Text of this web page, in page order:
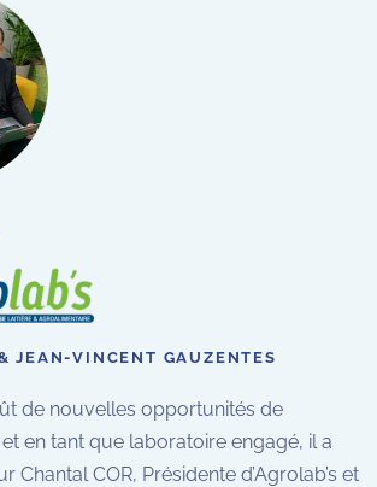
JEAN-VINCENT GAUZENTES
de nouvelles opportunités de
en tant que laboratoire engagé, il a
Chantal COR, Présidente d’Agrolab’s et